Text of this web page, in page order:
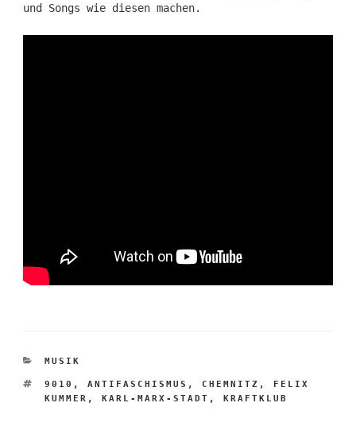
und Songs wie diesen machen.
KATEGORIEN
MUSIK
SCHLAGWÖRTER
9010 ,ANTIFASCHISMUS ,CHEMNITZ , FELIX
KUMMER ,KARL-MARX-STADT ,KRAFTKLUB